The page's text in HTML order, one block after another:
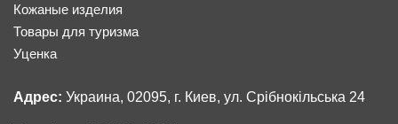
Кожаные изделия
Товары для туризма
Уценка
Адрес: Украина, 02095, г. Киев, ул. Срібнокільська 24